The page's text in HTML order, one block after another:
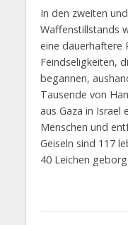
In den zweiten
Waffenstillstands
eine dauerhaftere
Feindseligkeiten,
begannen,
Tausende von
aus Gaza in Israel
Menschen und
Geiseln sind 117
40 Leichen